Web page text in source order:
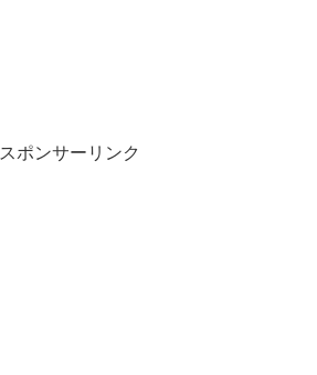
スポンサーリンク